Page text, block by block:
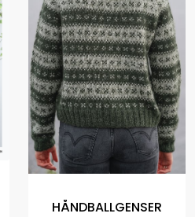
HÅNDBALLGENSER